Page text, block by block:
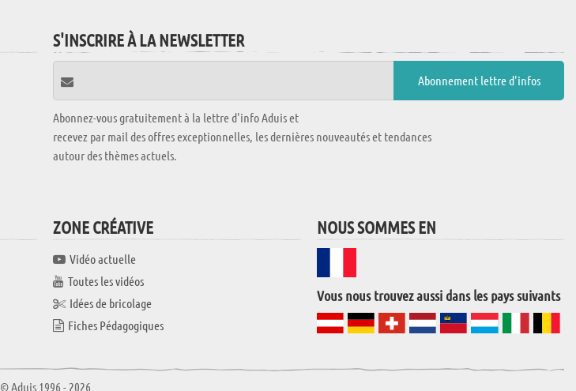
S'INSCRIRE À LA NEWSLETTER
Abonnez-vous gratuitement à la lettre d'info Aduis et
recevez par mail des offres exceptionnelles, les dernières nouveautés et tendances
autour des thèmes actuels.
ZONE CRÉATIVE
Vidéo actuelle
Toutes les vidéos
Idées de bricolage
Fiches Pédagogiques
NOUS SOMMES EN
Vous nous trouvez aussi dans les pays suivants
© Aduis 1996 - 2026